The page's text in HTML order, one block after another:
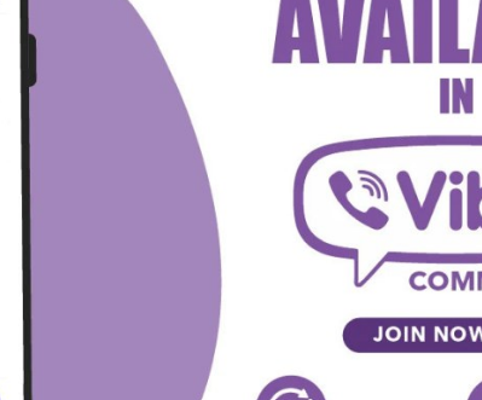
gostiju. Generalno Sergipe igra odlično na
u svim takmičenjima. Igram tip D2+
(domaćin postiže gol u I poluvremenu i
WhatsApp